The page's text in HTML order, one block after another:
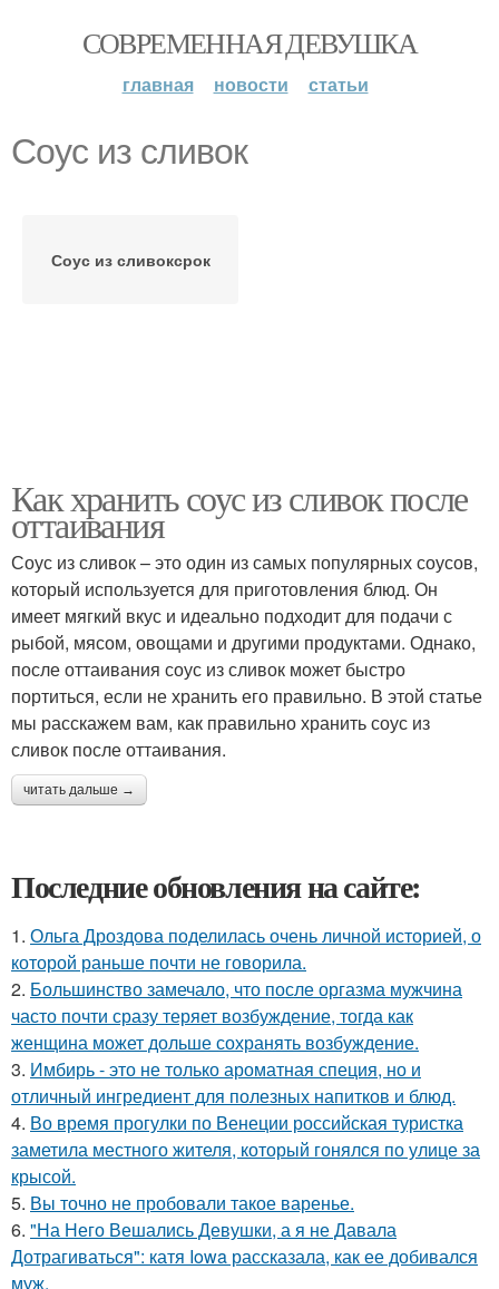
СОВРЕМЕННАЯ ДЕВУШКА
главная новости статьи
Соус из сливок
Соус из сливоксрок
Как хранить соус из сливок после
оттаивания
Соус из сливок – это один из самых популярных соусов,
который используется для приготовления блюд. Он
имеет мягкий вкус и идеально подходит для подачи с
рыбой, мясом, овощами и другими продуктами. Однако,
после оттаивания соус из сливок может быстро
портиться, если не хранить его правильно. В этой статье
мы расскажем вам, как правильно хранить соус из
сливок после оттаивания.
читать дальше →
Последние обновления на сайте:
1. Ольга Дроздова поделилась очень личной историей, о
которой раньше почти не говорила.
2. Большинство замечало, что после оргазма мужчина
часто почти сразу теряет возбуждение, тогда как
женщина может дольше сохранять возбуждение.
3. Имбирь - это не только ароматная специя, но и
отличный ингредиент для полезных напитков и блюд.
4. Во время прогулки по Венеции российская туристка
заметила местного жителя, который гонялся по улице за
крысой.
5. Вы точно не пробовали такое варенье.
6. "На Него Вешались Девушки, а я не Давала
Дотрагиваться": катя Iowa рассказала, как ее добивался
муж.